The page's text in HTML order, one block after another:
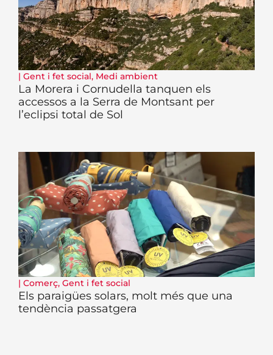
| Gent i fet social, Medi ambient
La Morera i Cornudella tanquen els
accessos a la Serra de Montsant per
l’eclipsi total de Sol
| Comerç, Gent i fet social
Els paraigües solars, molt més que una
tendència passatgera